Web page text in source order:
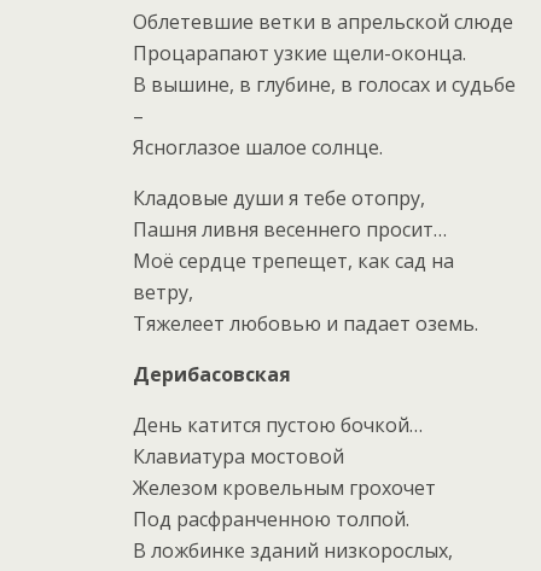
Облетевшие ветки в апрельской слюде
Процарапают узкие щели-оконца.
В вышине, в глубине, в голосах и судьбе
–
Ясноглазое шалое солнце.
Кладовые души я тебе отопру,
Пашня ливня весеннего просит…
Моё сердце трепещет, как сад на
ветру,
Тяжелеет любовью и падает оземь.
Дерибасовская
День катится пустою бочкой…
Клавиатура мостовой
Железом кровельным грохочет
Под расфранченною толпой.
В ложбинке зданий низкорослых,